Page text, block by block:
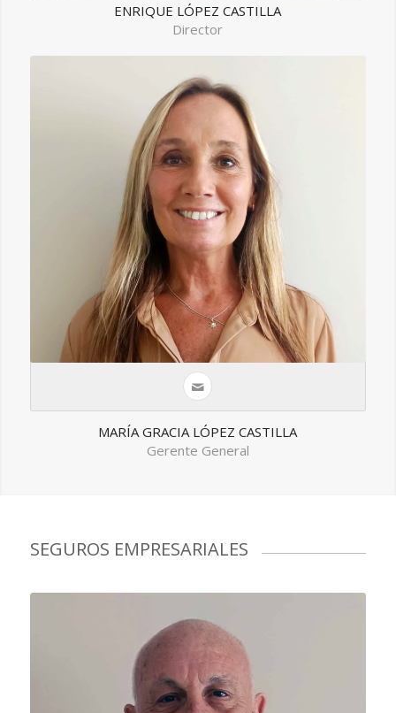
ENRIQUE LÓPEZ CASTILLA
Director
MARÍA GRACIA LÓPEZ CASTILLA
Gerente General
SEGUROS EMPRESARIALES